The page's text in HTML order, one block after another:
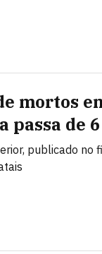
mortos
passa de
publicado no